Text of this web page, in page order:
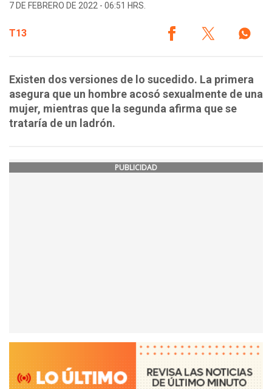
7 DE FEBRERO DE 2022 - 06:51 HRS.
T13
Existen dos versiones de lo sucedido. La primera
asegura que un hombre acosó sexualmente de una
mujer, mientras que la segunda afirma que se
trataría de un ladrón.
PUBLICIDAD